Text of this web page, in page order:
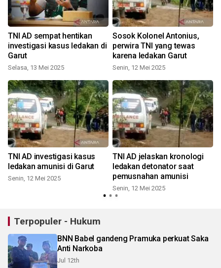
TNI AD sempat hentikan
investigasi kasus ledakan di
Garut
Selasa, 13 Mei 2025
Sosok Kolonel Antonius,
perwira TNI yang tewas
karena ledakan Garut
Senin, 12 Mei 2025
TNI AD investigasi kasus
ledakan amunisi di Garut
Senin, 12 Mei 2025
TNI AD jelaskan kronologi
ledakan detonator saat
pemusnahan amunisi
Senin, 12 Mei 2025
Terpopuler - Hukum
BNN Babel gandeng Pramuka perkuat Saka
Anti Narkoba
Jul 12th